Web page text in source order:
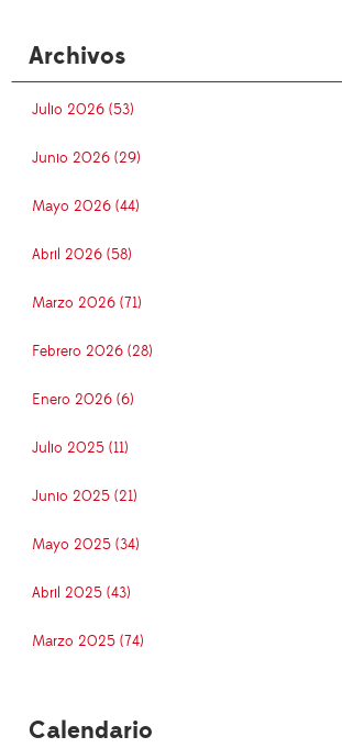
Archivos
Julio 2026 (53)
Junio 2026 (29)
Mayo 2026 (44)
Abril 2026 (58)
Marzo 2026 (71)
Febrero 2026 (28)
Enero 2026 (6)
Julio 2025 (11)
Junio 2025 (21)
Mayo 2025 (34)
Abril 2025 (43)
Marzo 2025 (74)
Calendario